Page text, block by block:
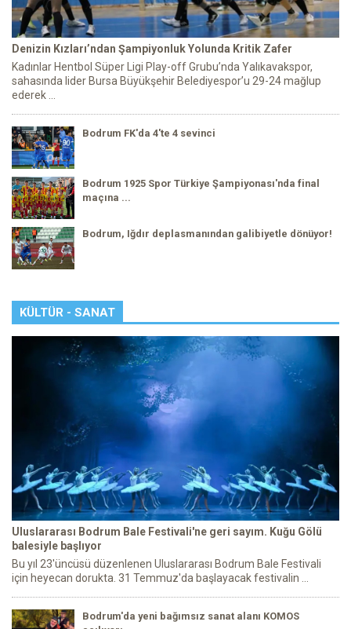
Denizin Kızları’ndan Şampiyonluk Yolunda Kritik Zafer
Kadınlar Hentbol Süper Ligi Play-off Grubu’nda Yalıkavakspor,
sahasında lider Bursa Büyükşehir Belediyespor’u 29-24 mağlup
ederek ...
Bodrum FK'da 4'te 4 sevinci
Bodrum 1925 Spor Türkiye Şampiyonası'nda final
maçına ...
Bodrum, Iğdır deplasmanından galibiyetle dönüyor!
KÜLTÜR - SANAT
Uluslararası Bodrum Bale Festivali'ne geri sayım. Kuğu Gölü
balesiyle başlıyor
Bu yıl 23'üncüsü düzenlenen Uluslararası Bodrum Bale Festivali
için heyecan dorukta. 31 Temmuz'da başlayacak festivalin ...
Bodrum'da yeni bağımsız sanat alanı KOMOS